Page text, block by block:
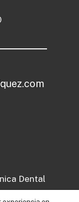
quez.com
Dental